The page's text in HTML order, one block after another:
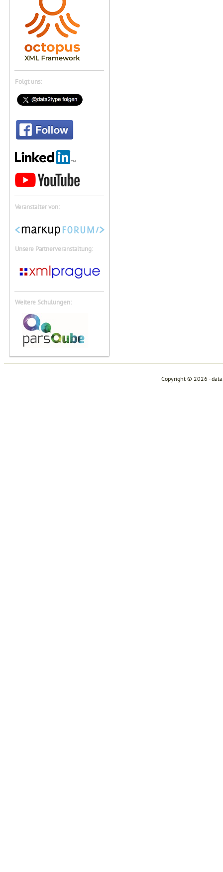
Folgt uns:
Veranstalter von:
Unsere Partnerveranstaltung:
Weitere Schulungen:
Copyright © 2026 -